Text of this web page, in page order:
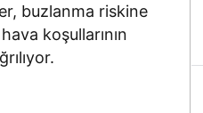
buzlanma riskine
koşullarının